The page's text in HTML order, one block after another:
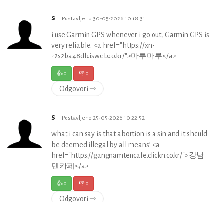
s Postavljeno 30-05-2026 10:18:31
i use Garmin GPS whenever i go out, Garmin GPS is
very reliable. <a href="https://xn-
-2s2ba48db.isweb.co.kr/">마루마루</a>
👍0 👎0
Odgovori ⇾
s Postavljeno 25-05-2026 10:22:52
what i can say is that abortion is a sin and it should
be deemed illegal by all means’ <a
href="https://gangnamtencafe.clickn.co.kr/">강남
텐카페</a>
👍0 👎0
Odgovori ⇾